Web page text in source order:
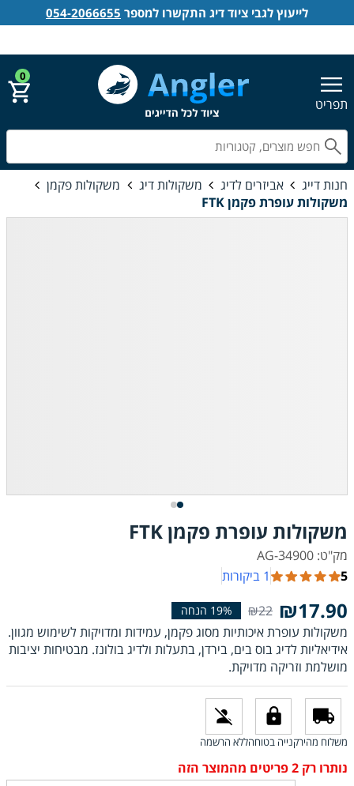
תפריט
0
חנות דייג אביזרים לדיג משקולות דיג
משקולות פקמן
משקולות עופרת פקמן FTK
משקולות עופרת פקמן FTK
מק"ט: AG-34900
5
1 ביקורות
₪17.90
₪22
משקולות עופרת איכותיות מסוג פקמן, עמידות ומדויקות לשימוש מגוון.
אידיאליות לדיג בוס בים, בירדן, בתעלות ולדיג בולונז. מבטיחות יציבות
מושלמת וזריקה מדויקת.
משלוח מהירקנייה בטוחהללא הרשמה
לייעוץ לגבי ציוד דיג התקשרו למספר 054-2066655